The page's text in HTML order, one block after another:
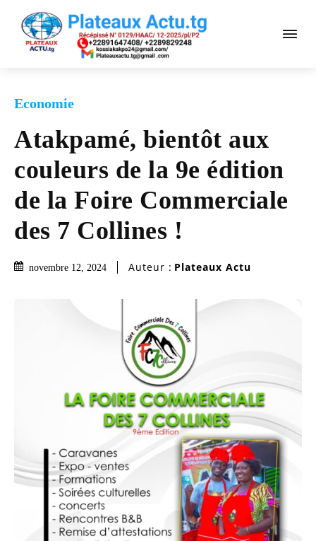
Economie
Atakpamé, bientôt aux
couleurs de la 9e édition
de la Foire Commerciale
des 7 Collines !
novembre 12, 2024 Auteur : Plateaux Actu